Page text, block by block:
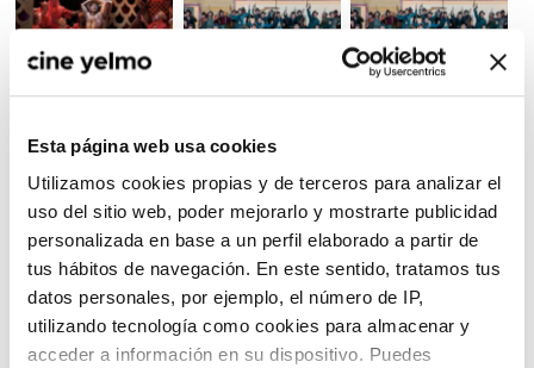
Esta página web usa cookies
Utilizamos cookies propias y de terceros para analizar el
uso del sitio web, poder mejorarlo y mostrarte publicidad
personalizada en base a un perfil elaborado a partir de
tus hábitos de navegación. En este sentido, tratamos tus
datos personales, por ejemplo, el número de IP,
utilizando tecnología como cookies para almacenar y
acceder a información en su dispositivo. Puedes